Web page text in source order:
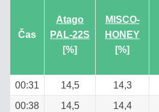
Čas
Atago
PAL-22S
[%]
MISCO-
HONEY
[%]
00:31 14,5 14,3
00:38
14,5 14,4